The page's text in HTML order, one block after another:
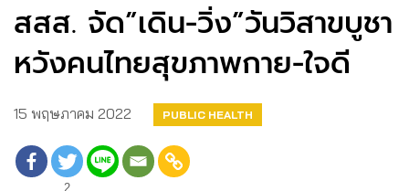
สสส. จัด”เดิน-วิ่ง”วันวิสาขบูชา
หวังคนไทยสุขภาพกาย-ใจดี
15 พฤษภาคม 2022 PUBLIC HEALTH
2